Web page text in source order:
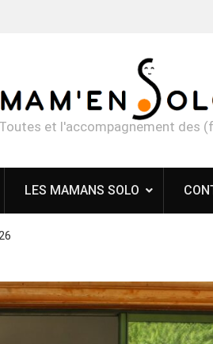
et l'accompagnement des
LES MAMANS SOLO